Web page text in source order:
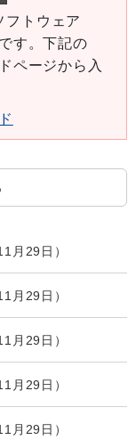
フトウェア
す。下記の
ページから入
月29日
月29日
月29日
月29日
月29日